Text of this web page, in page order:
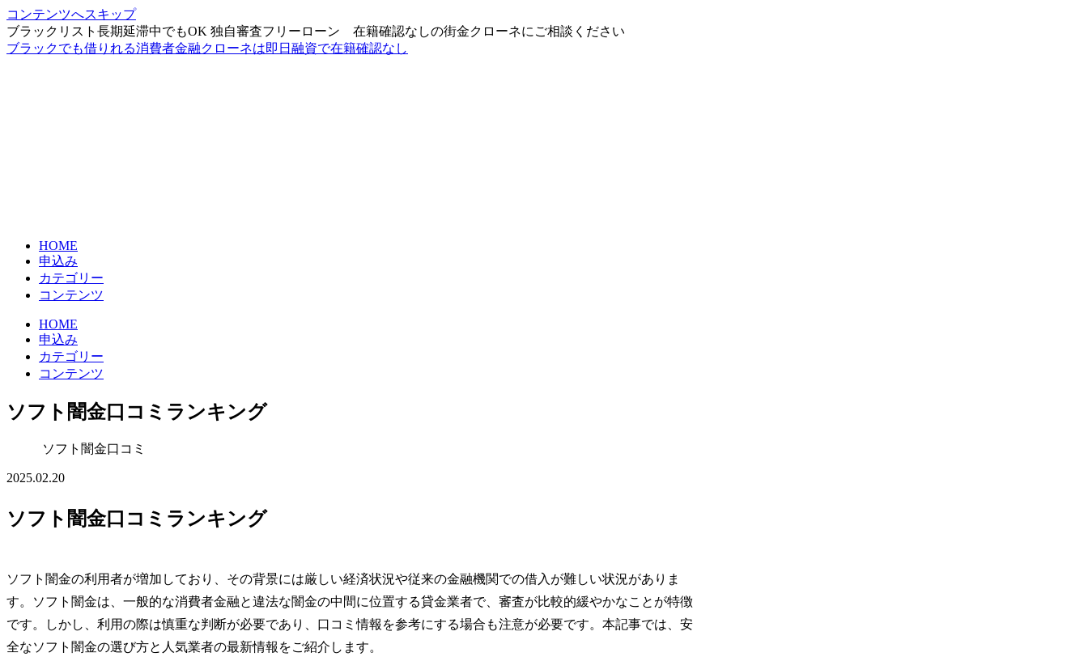
コンテンツへスキップ
ブラックリスト長期延滞中でもOK 独自審査フリーローン 在籍確認なしの街金クローネにご相談ください
ブラックでも借りれる消費者金融クローネは即日融資で在籍確認なし
HOME
申込み
カテゴリー
コンテンツ
HOME
申込み
カテゴリー
コンテンツ
ソフト闇金口コミランキング
ソフト闇金口コミ
2025.02.20
ソフト闇金口コミランキング
ソフト闇金の利用者が増加しており、その背景には厳しい経済状況や従来の金融機関での借入が難しい状況がありま
す。ソフト闇金は、一般的な消費者金融と違法な闇金の中間に位置する貸金業者で、審査が比較的緩やかなことが特徴
です。しかし、利用の際は慎重な判断が必要であり、口コミ情報を参考にする場合も注意が必要です。本記事では、安
全なソフト闇金の選び方と人気業者の最新情報をご紹介します。